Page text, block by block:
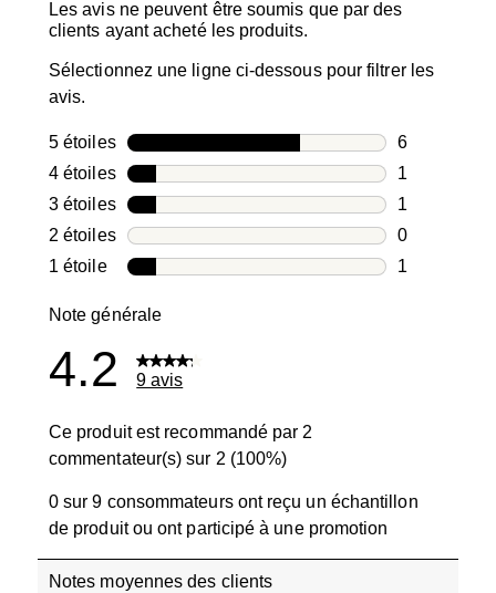
Les avis ne peuvent être soumis que par des
clients ayant acheté les produits.
Sélectionnez une ligne ci-dessous pour filtrer les
avis.
5 étoilesétoiles
6
6 avis avec
4 étoilesétoiles
1
1 avis avec
3 étoilesétoiles
1
1 avis avec
2 étoilesétoiles
0
0 avis avec
1 étoileétoiles
1
Note générale
4.2 9 avis
Ce produit est recommandé par 2
commentateur(s) sur 2 (100%)
0 sur 9 consommateurs ont reçu un échantillon
de produit ou ont participé à une promotion
Notes moyennes des clients